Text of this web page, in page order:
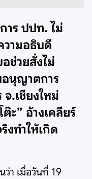
าร ปปท. ไม่
ามอธิบดี
ช่วยสั่งไม่
นุญาตการ
จ.เชียงใหม่
ะ” อ้างเคลียร์
งทำให้เกิด
ว่า เมื่อวันที่ 19